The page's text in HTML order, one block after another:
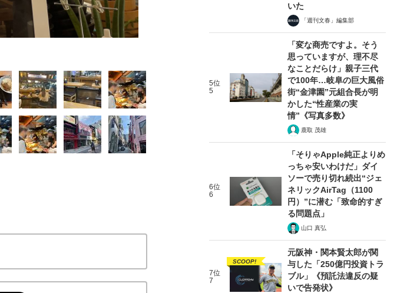
いた
「週刊文春」編集部
5位
5
「変な商売ですよ。そう
思っていますが、理不尽
なことだらけ」親子三代
で100年…岐阜の巨大風俗
街“金津園”元組合長が明
かした“性産業の実
情”《写真多数》
鹿取 茂雄
6位
6
「そりゃApple純正よりめ
っちゃ安いわけだ」ダイ
ソーで売り切れ続出“ジェ
ネリックAirTag（1100
円）”に潜む「致命的すぎ
る問題点」
山口 真弘
7位
7
SCOOP!
元阪神・関本賢太郎が関
与した「250億円投資トラ
ブル」《預託法違反の疑
いで告発状》